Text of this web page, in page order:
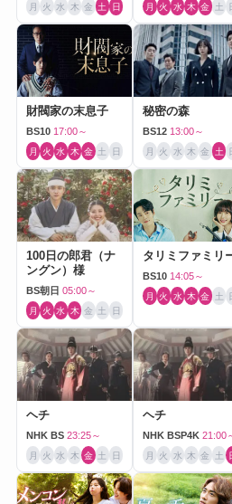
月 火 水 木 金 土 日 月 火 水 木 金 土
財閥家の末息子
BS10 17:00～
月 火 水 木 金 土 日
秘密の森
BS12 13:00～
月 火 水 木 金 土
100日の郎君（ナ
ングン）様
BS朝日 05:00～
月 火 水 木 金 土 日
タリミファミリ
BS10 14:05～
月 火 水 木 金 土
ヘチ
NHK BS 23:25～
月 火 水 木 金 土 日
ヘチ
NHK BSP4K 21:00
月 火 水 木 金 土